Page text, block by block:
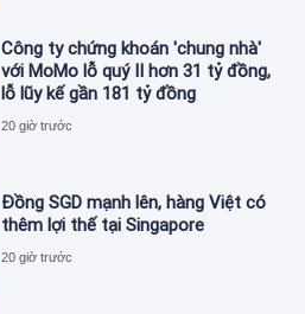
Công ty chứng khoán 'chung nhà'
với MoMo lỗ quý II hơn 31 tỷ đồng,
lỗ lũy kế gần 181 tỷ đồng
20 giờ trước
Đồng SGD mạnh lên, hàng Việt có
thêm lợi thế tại Singapore
20 giờ trước